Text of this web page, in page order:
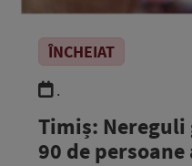
ÎNCHEIAT
.
Timiș:
90 de